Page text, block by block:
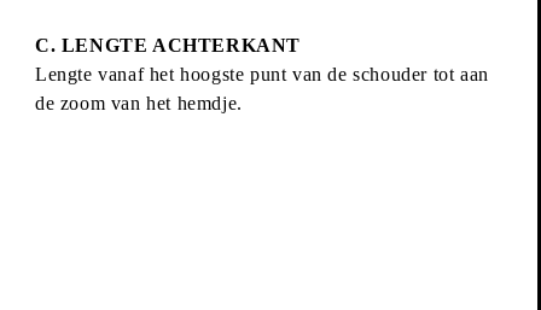
C. LENGTE ACHTERKANT
Lengte vanaf het hoogste punt van de schouder tot aan
de zoom van het hemdje.